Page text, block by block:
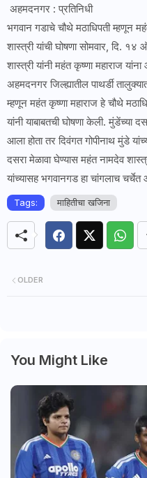
अहमदनगर : प्रतिनिधी
भगवान गडाचे चौथे मठाधिपती म्हणून
शास्त्री यांची घोषणा सोमवार, दि.
शास्त्री यांनी महंत कृष्णा महाराज
अहमदनगर जिल्ह्यातील पाथर्डी
म्हणून महंत कृष्णा महाराज हे चौथे
यांनी याबाबतची घोषणा केली. मुंडेंच्या
आला होता तर दिवंगत गोपीनाथ मुंडे
दसरा मेळावा घेण्यास महंत नामदेव
यांच्यासह भगवानगड हा चांगलाच चर्चेत
Tags: माहितीचा खजिना
OLDER
You Might Like